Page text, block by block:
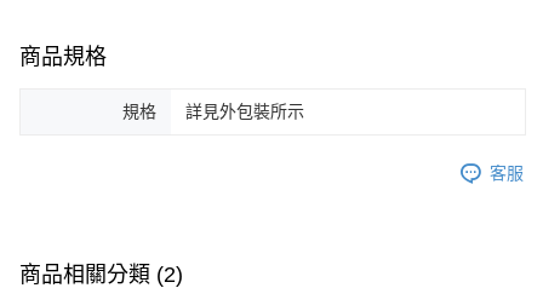
商品規格
規格 詳見外包裝所示
客服
商品相關分類 (2)